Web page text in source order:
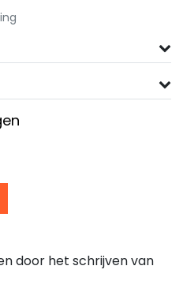
door het schrijven van